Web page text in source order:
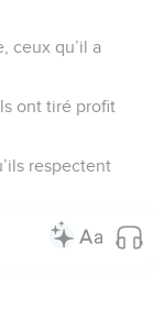
ceux qu’il a
ont tiré profit
respectent